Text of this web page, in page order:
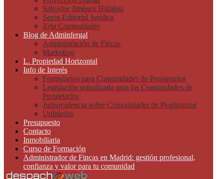
Salvador Jiménez Hidalgo
Sepin Editorial Jurídica
Zeta Comunidades
Blog de Adminfergal
Administración de Fincas
Marketing
L. Propiedad Horizontal
Info de Interés
Formularios para Comunidades de Propietarios
Legislación actualizada para las Comunidades de
Propietarios
Jurisprudencia sobre Comunidades de Propietarios
Utilidades
Presupuesto
Contacto
Inmobiliaria
Curso de Formación
Administrador de Fincas en Madrid: gestión profesional,
confianza y valor para tu comunidad